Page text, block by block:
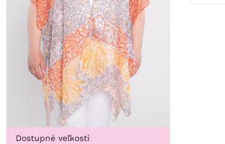
Dostupné veľkosti